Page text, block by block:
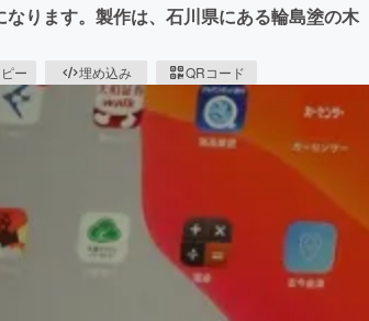
ります。製作は、石川県にある輪島塗の木
ー 埋め込み QRコード